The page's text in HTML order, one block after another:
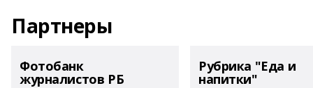
Партнеры
Фотобанк
журналистов РБ
Рубрика "Еда и
напитки"